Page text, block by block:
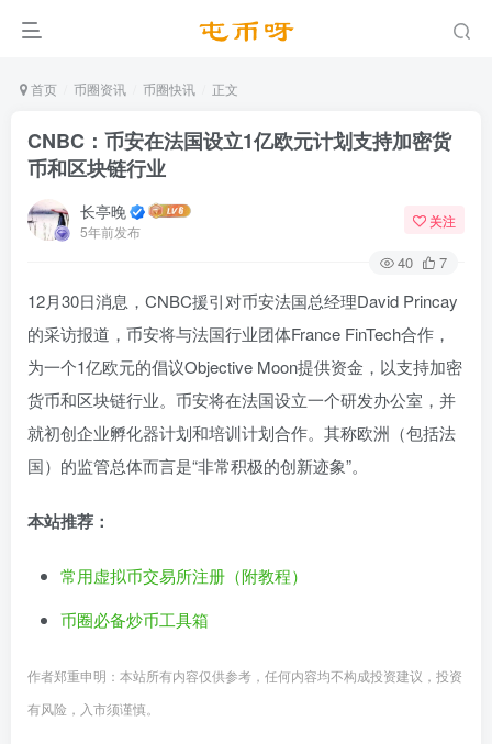
首页 币圈资讯 币圈快讯 正文
CNBC：币安在法国设立1亿欧元计划支持加密货
币和区块链行业
长亭晚
5年前发布
关注
40 7
12月30日消息，CNBC援引对币安法国总经理David Princay
的采访报道，币安将与法国行业团体France FinTech合作，
为一个1亿欧元的倡议Objective Moon提供资金，以支持加密
货币和区块链行业。币安将在法国设立一个研发办公室，并
就初创企业孵化器计划和培训计划合作。其称欧洲（包括法
国）的监管总体而言是“非常积极的创新迹象”。
本站推荐：
常用虚拟币交易所注册（附教程）
币圈必备炒币工具箱
作者郑重申明：本站所有内容仅供参考，任何内容均不构成投资建议，投资
有风险，入市须谨慎。